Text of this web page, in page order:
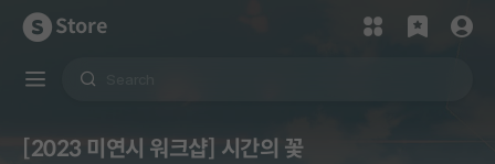
Store
[2023 미연시 워크샵] 시간의 꽃